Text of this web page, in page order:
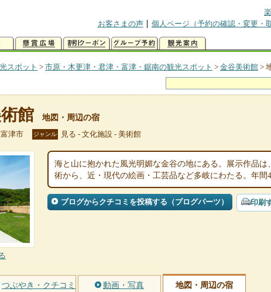
お客さまの声
個人ページ（予約の確認・変更・取
スポット > 市原・木更津・君津・富津・鋸南の観光スポット > 金谷美術館 >
館 地図・周辺の宿
津市 ジャンル 見る - 文化施設 - 美術館
海と山に抱かれた風光明媚な金谷の地にある。展示作品
術から、近・現代の絵画・工芸品など多岐にわたる。年間
ブログからクチコミを投稿する（ブログパーツ） 印刷
つぶやき・クチコミ 動画・写真 地図・周辺の宿